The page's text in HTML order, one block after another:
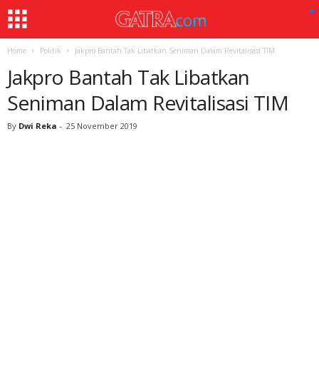
Home Politik Jakpro Bantah Tak Libatkan Seniman Dalam Revitalisasi TIM
Jakpro Bantah Tak Libatkan
Seniman Dalam Revitalisasi TIM
By Dwi Reka - 25 November 2019